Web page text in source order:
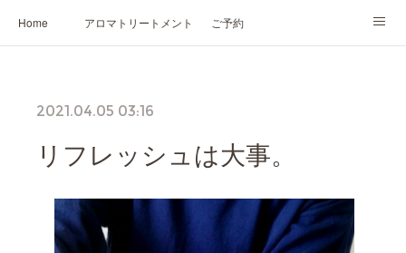
Home アロマトリートメント ご予約
プロフィール
2021.04.05 03:16
リフレッシュは大事。